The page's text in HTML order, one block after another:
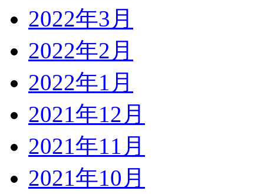
2022年3月
2022年2月
2022年1月
2021年12月
2021年11月
2021年10月